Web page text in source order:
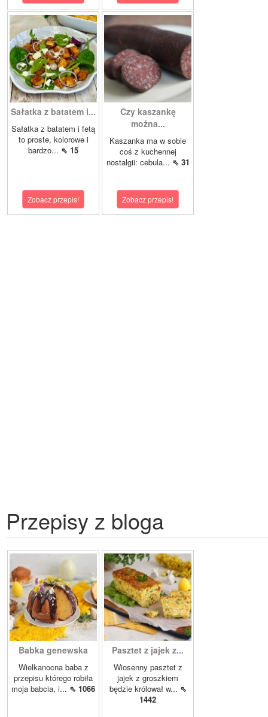
Sałatka z batatem i...
Sałatka z batatem i fetą
to proste, kolorowe i
bardzo... ⇖ 15
Zobacz przepis!
Czy kaszankę
można...
Kaszanka ma w sobie
coś z kuchennej
nostalgii: cebula... ⇖ 31
Zobacz przepis!
Przepisy z bloga
Babka genewska
Wielkanocna baba z
przepisu którego robiła
moja babcia, i... ⇖ 1066
Pasztet z jajek z...
Wiosenny pasztet z
jajek z groszkiem
będzie królował w... ⇖
1442